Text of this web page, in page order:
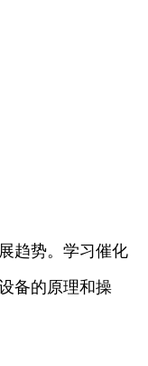
趋势。学习催化
备的原理和操